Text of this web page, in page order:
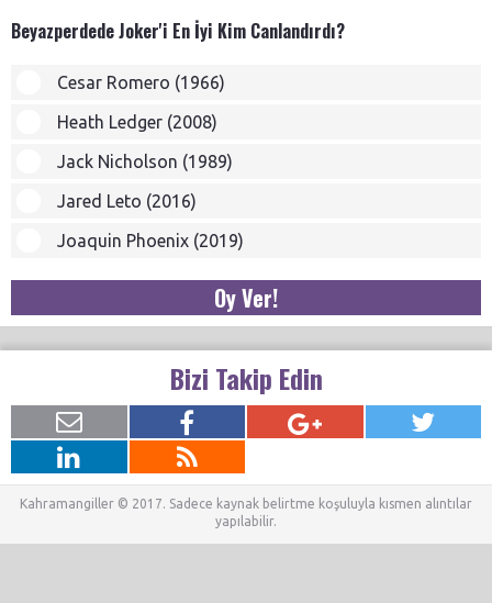
Beyazperdede Joker'i En İyi Kim Canlandırdı?
Cesar Romero (1966)
Heath Ledger (2008)
Jack Nicholson (1989)
Jared Leto (2016)
Joaquin Phoenix (2019)
Oy Ver!
Bizi Takip Edin
Kahramangiller © 2017. Sadece kaynak belirtme koşuluyla kısmen alıntılar
yapılabilir.